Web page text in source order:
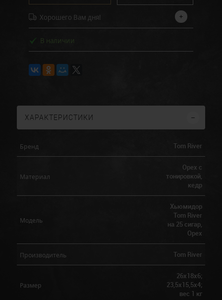
Хорошего Вам дня!
В наличии
ХАРАКТЕРИСТИКИ
Бренд Tom River
Материал
Орех с
тонировкой,
кедр
Модель
Хьюмидор
Tom River
на 25 сигар,
Орех
Производитель Tom River
Размер
26х18х6;
23,5х15,5х4;
вес 1 кг